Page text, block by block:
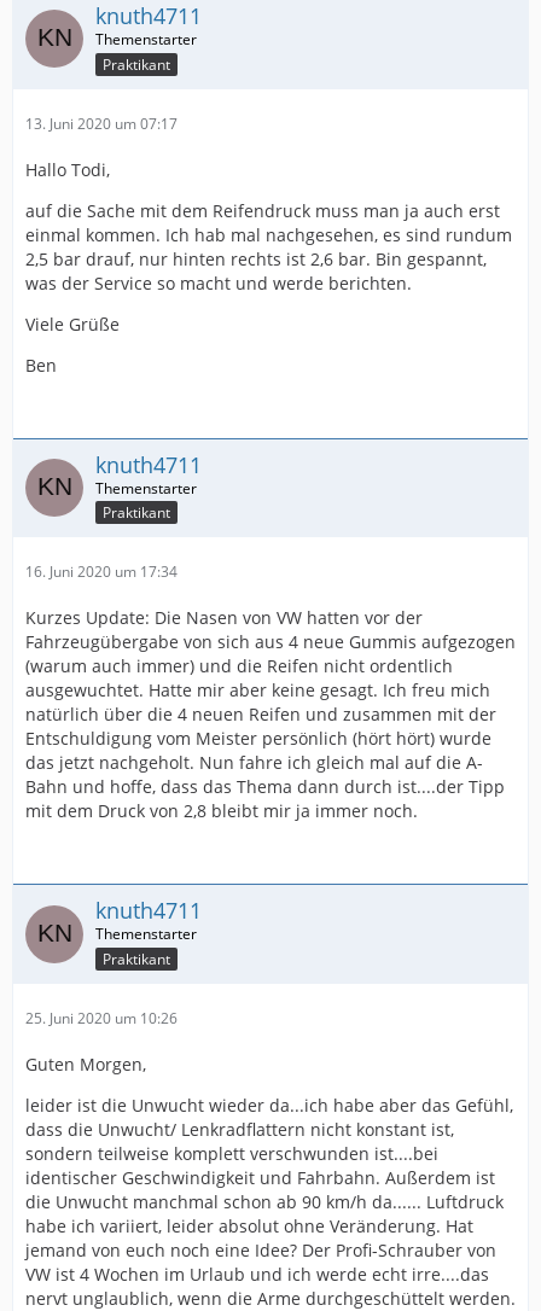
knuth4711
Praktikant
13. Juni 2020 um 07:17
Hallo Todi,
auf die Sache mit dem Reifendruck muss man ja auch erst
einmal kommen. Ich hab mal nachgesehen, es sind rundum
2,5 bar drauf, nur hinten rechts ist 2,6 bar. Bin gespannt,
was der Service so macht und werde berichten.
Viele Grüße
Ben
knuth4711
Praktikant
16. Juni 2020 um 17:34
Kurzes Update: Die Nasen von VW hatten vor der
Fahrzeugübergabe von sich aus 4 neue Gummis aufgezogen
(warum auch immer) und die Reifen nicht ordentlich
ausgewuchtet. Hatte mir aber keine gesagt. Ich freu mich
natürlich über die 4 neuen Reifen und zusammen mit der
Entschuldigung vom Meister persönlich (hört hört) wurde
das jetzt nachgeholt. Nun fahre ich gleich mal auf die A-
Bahn und hoffe, dass das Thema dann durch ist....der Tipp
mit dem Druck von 2,8 bleibt mir ja immer noch.
knuth4711
Praktikant
25. Juni 2020 um 10:26
Guten Morgen,
leider ist die Unwucht wieder da...ich habe aber das Gefühl,
dass die Unwucht/ Lenkradflattern nicht konstant ist,
sondern teilweise komplett verschwunden ist....bei
identischer Geschwindigkeit und Fahrbahn. Außerdem ist
die Unwucht manchmal schon ab 90 km/h da...... Luftdruck
habe ich variiert, leider absolut ohne Veränderung. Hat
jemand von euch noch eine Idee? Der Profi-Schrauber von
VW ist 4 Wochen im Urlaub und ich werde echt irre....das
nervt unglaublich, wenn die Arme durchgeschüttelt werden.